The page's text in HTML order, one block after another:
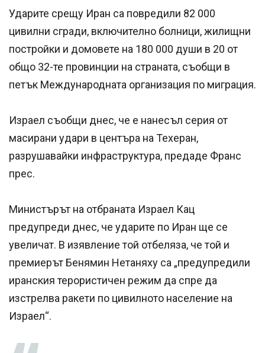
Ударите срещу Иран са повредили 82 000
цивилни сгради, включително болници, жилищни
постройки и домовете на 180 000 души в 20 от
общо 32-те провинции на страната, съобщи в
петък Международната организация по миграция.
Израел съобщи днес, че е нанесъл серия от
масирани удари в центъра на Техеран,
разрушавайки инфраструктура, предаде Франс
прес.
Министърът на отбраната Израел Кац
предупреди днес, че ударите по Иран ще се
увеличат. В изявление той отбеляза, че той и
премиерът Бенямин Нетаняху са „предупредили
иранския терористичен режим да спре да
изстрелва ракети по цивилното население на
Израел“.